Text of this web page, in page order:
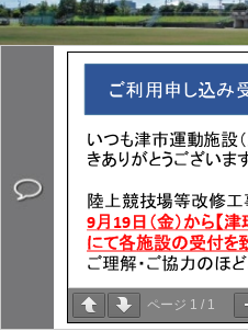
ページ 1 / 1